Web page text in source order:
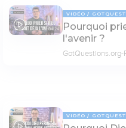
04:24
VIDÉO
Pourquoi
l'avenir ?
GotQuestions.org-
VIDÉO